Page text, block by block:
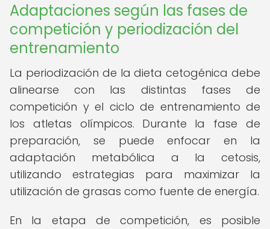
Adaptaciones según las fases de
competición y periodización del
entrenamiento
La periodización de la dieta cetogénica debe
alinearse con las distintas fases de
competición y el ciclo de entrenamiento de
los atletas olímpicos. Durante la fase de
preparación, se puede enfocar en la
adaptación metabólica a la cetosis,
utilizando estrategias para maximizar la
utilización de grasas como fuente de energía.
En la etapa de competición, es posible